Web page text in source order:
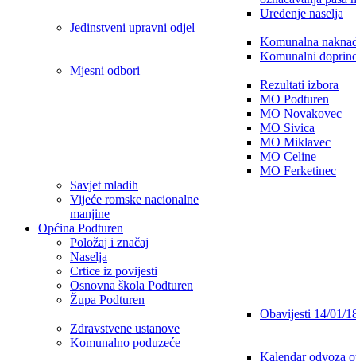
Uređenje naselja
Jedinstveni upravni odjel
Komunalna
Komunalni
Mjesni odbori
Rezultati izbora
MO Podturen
MO Novakovec
MO Sivica
MO Miklavec
MO Celine
MO Ferketinec
Savjet mladih
Vijeće romske nacionalne
manjine
Općina Podturen
Položaj i značaj
Naselja
Crtice iz povijesti
Osnovna škola Podturen
Župa Podturen
Obavijesti 14/01/
Zdravstvene ustanove
Komunalno poduzeće
Kalendar odvoza